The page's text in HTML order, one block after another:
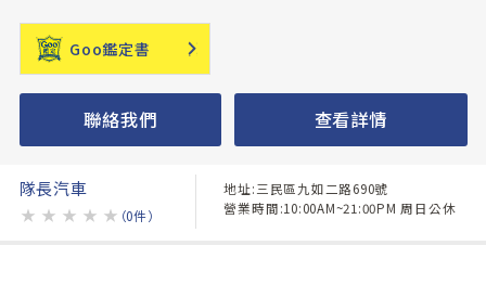
Goo鑑定書
聯絡我們 查看詳情
隊長汽車
★ ★ ★ ★ ★ （0件）
地址:三民區九如二路690號
營業時間:10:00AM~21:00PM 周日公休